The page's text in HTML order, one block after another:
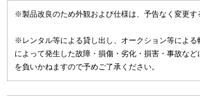
※製品改良のため外観および仕様は、予告なく変更す
※レンタル等による貸し出し、オークション等による
によって発生した故障・損傷・劣化・損害・事故な
を負いかねますので予めご了承ください。